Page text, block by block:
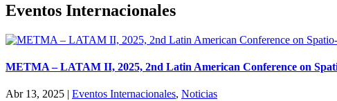
Eventos Internacionales
METMA – LATAM II, 2025, 2nd Latin American Conference on
Abr 13, 2025 | Eventos Internacionales, Noticias